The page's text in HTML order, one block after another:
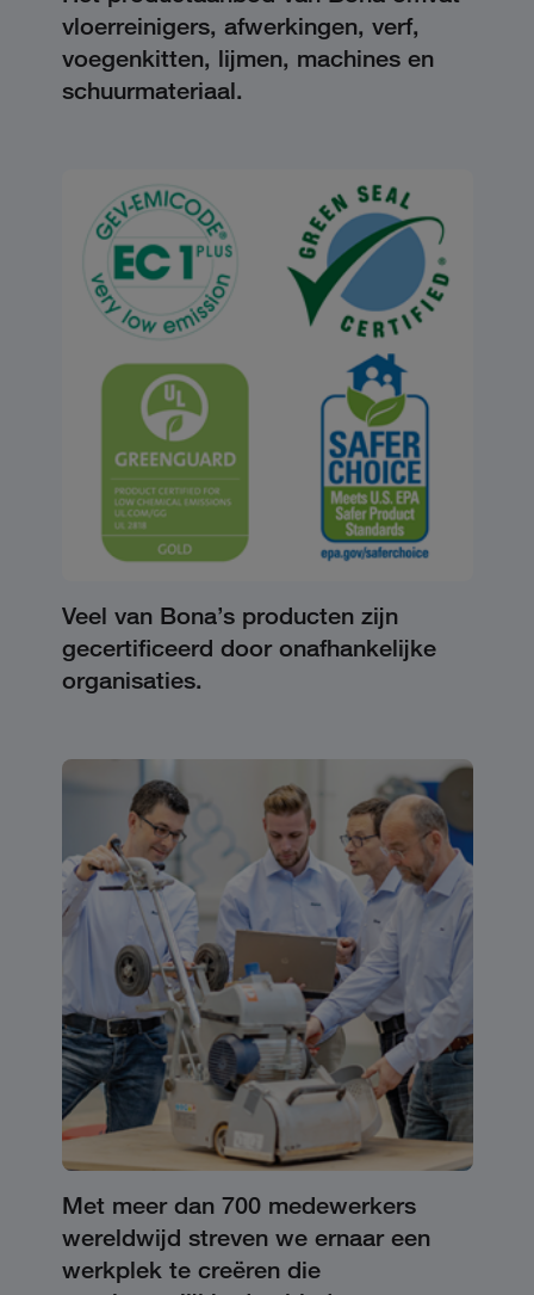
vloerreinigers, afwerkingen, verf,
voegenkitten, lijmen, machines en
schuurmateriaal.
Veel van Bona’s producten zijn
gecertificeerd door onafhankelijke
organisaties.
Met meer dan 700 medewerkers
wereldwijd streven we ernaar een
werkplek te creëren die